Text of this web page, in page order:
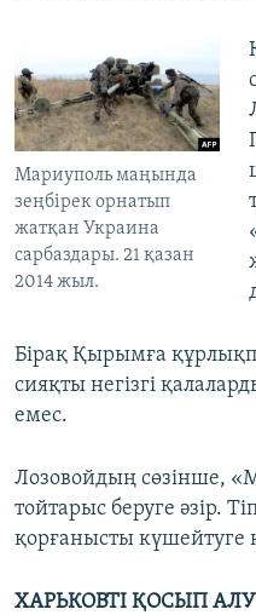
Мариуполь маңында
зеңбірек орнатып
жатқан Украина
сарбаздары. 21 қазан
2014 жыл.
Бірақ Қырымға
сияқты негізгі
емес.
Лозовойдың сөзінше,
тойтарыс беруге әзір.
қорғанысты күшейтуге
ХАРЬКОВТІ ҚОСЫП АЛУ